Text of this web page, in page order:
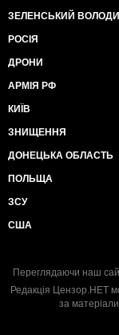
ЗЕЛЕНСЬКИЙ
РОСІЯ
ДРОНИ
АРМІЯ РФ
КИЇВ
ЗНИЩЕННЯ
ДОНЕЦЬКА ОБЛАСТЬ
ПОЛЬЩА
ЗСУ
США
Переглядаючи наш
Редакція Цензор.НЕТ
за